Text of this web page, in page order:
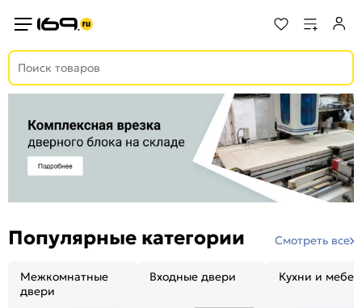
Популярные категории Смотреть все
Межкомнатные
двери
Входные двери Кухни и